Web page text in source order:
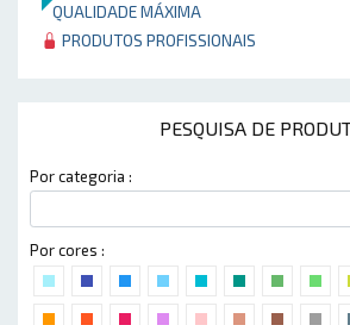
QUALIDADE MÁXIMA
PRODUTOS PROFISSIONAIS
PESQUISA DE
Por categoria :
Por cores :